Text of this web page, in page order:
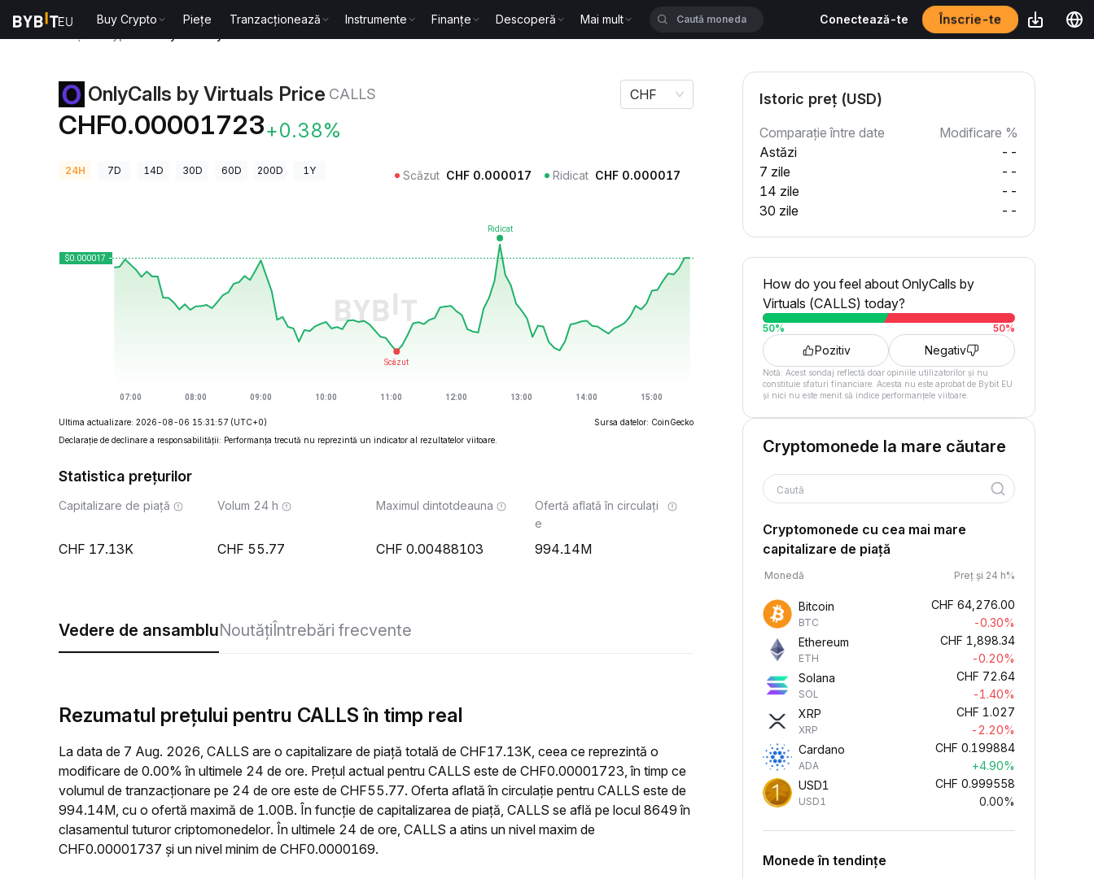
Buy Crypto Piețe Tranzacționează Instrumente Finanțe Descoperă Mai mult Conectează-te Înscrie-te
OnlyCalls by Virtuals Price CALLS
CHF0.00001723+0.38%
CHF
24H 7D 14D 30D 60D 200D 1Y Scăzut CHF 0.000017 Ridicat CHF 0.000017
Ultima actualizare: 2026-08-06 15:31:57 (UTC+0)
Sursa datelor: CoinGecko
Declarație de declinare a responsabilității: Performanța trecută nu reprezintă un indicator al rezultatelor viitoare.
Statistica prețurilor
Capitalizare de piață
17.13K
Volum 24 h
55.77
Maximul dintotdeauna
0.00488103
Ofertă aflată în circulați
e
994.14M
Vedere de ansambluNoutățiÎntrebări frecvente
Rezumatul prețului pentru CALLS în timp real
La data de 7 Aug. 2026, CALLS are o capitalizare de piață totală de CHF17.13K, ceea ce reprezintă o
modificare de 0.00% în ultimele 24 de ore. Prețul actual pentru CALLS este de CHF0.00001723, în timp ce
volumul de tranzacționare pe 24 de ore este de CHF55.77. Oferta aflată în circulație pentru CALLS este de
994.14M, cu o ofertă maximă de 1.00B. În funcție de capitalizarea de piață, CALLS se află pe locul 8649 în
clasamentul tuturor criptomonedelor. În ultimele 24 de ore, CALLS a atins un nivel maxim de
CHF0.00001737 și un nivel minim de CHF0.0000169.
Istoric preț (USD)
Comparație între date
Modificare %
Astăzi
--
7 zile
--
14 zile
--
30 zile
--
How do you feel about OnlyCalls by
Virtuals (CALLS) today?
50% 50%
Pozitiv Negativ
Notă: Acest sondaj reflectă doar opiniile utilizatorilor și nu
constituie sfaturi financiare. Acesta nu este aprobat de Bybit EU
și nici nu este menit să indice performanțele viitoare.
Cryptomonede la mare căutare
Caută
Cryptomonede cu cea mai mare
capitalizare de piață
Monedă Preț și 24 h%
Bitcoin
BTC
CHF 64,276.00
-0.30%
Ethereum
ETH
CHF 1,898.34
-0.20%
Solana
SOL
CHF 72.64
-1.40%
XRP
XRP
CHF 1.027
-2.20%
Cardano
ADA
CHF 0.199884
+4.90%
USD1
USD1
CHF 0.999558
0.00%
Monede în tendințe